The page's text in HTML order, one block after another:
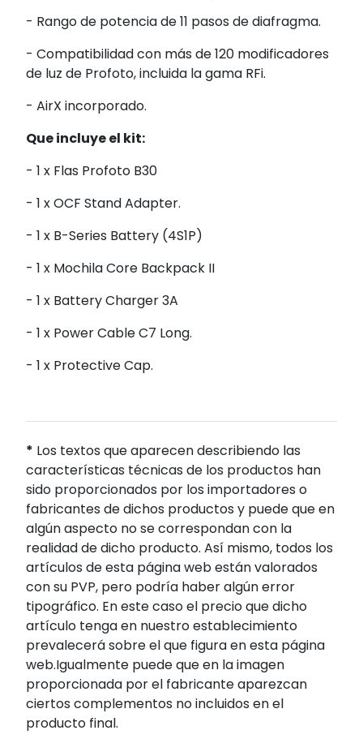
- Rango de potencia de 11 pasos de diafragma.
- Compatibilidad con más de 120 modificadores
de luz de Profoto, incluida la gama RFi.
- AirX incorporado.
Que incluye el kit:
- 1 x Flas Profoto B30
- 1 x OCF Stand Adapter.
- 1 x B-Series Battery (4S1P)
- 1 x Mochila Core Backpack II
- 1 x Battery Charger 3A
- 1 x Power Cable C7 Long.
- 1 x Protective Cap.
* Los textos que aparecen describiendo las
características técnicas de los productos han
sido proporcionados por los importadores o
fabricantes de dichos productos y puede que en
algún aspecto no se correspondan con la
realidad de dicho producto. Así mismo, todos los
artículos de esta página web están valorados
con su PVP, pero podría haber algún error
tipográfico. En este caso el precio que dicho
artículo tenga en nuestro establecimiento
prevalecerá sobre el que figura en esta página
web.Igualmente puede que en la imagen
proporcionada por el fabricante aparezcan
ciertos complementos no incluidos en el
producto final.